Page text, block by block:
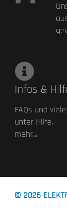
Infos &
FAQs und
unter Hilfe.
mehr...
© 2026